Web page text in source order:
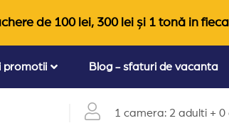
de 100 lei, 300 lei și 1 tonă in
promotii Blog - sfaturi de vacanta
1 camera: 2 adulti + 0